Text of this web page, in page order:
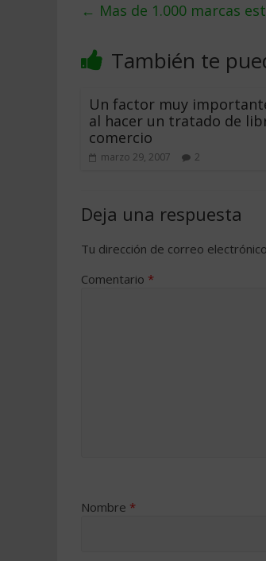
← Mas de 1.000 marcas
También te
Un factor muy
al hacer un tratado de
comercio
marzo 29, 2007 2
Deja una respuesta
Tu dirección de correo
Comentario *
Nombre *